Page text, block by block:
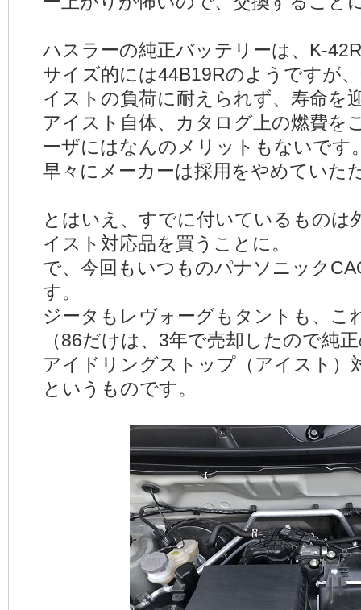
ハスラーの純正バッテリーは、K-
サイズ的には44B19Rのようですが
イストの負荷に耐えられず、寿命を
アイスト自体、カタログ上の燃費を
ーザにはなんのメリットもないです
早々にメーカーは採用をやめていた
とはいえ、すでに付いているもの
イスト対応品を買うことに。
で、今回もいつものパナソニック
す。
ジータもレヴォーグもタントも、こ
（86だけは、3年で売却したので純
アイドリングストップ（アイスト）
というものです。